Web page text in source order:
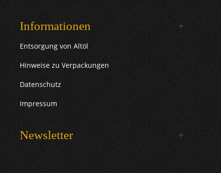
Informationen
Entsorgung von Altöl
Hinweise zu Verpackungen
Datenschutz
Impressum
Newsletter